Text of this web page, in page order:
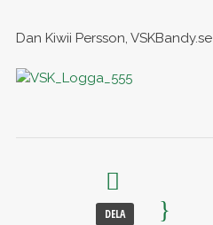
Dan Kiwii Persson, VSKBandy.se
DELA